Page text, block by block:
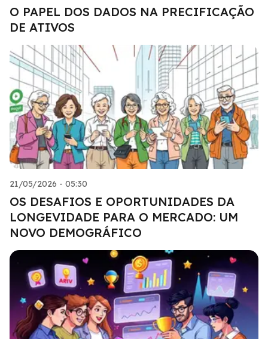
O PAPEL DOS DADOS NA PRECIFICAÇÃO
DE ATIVOS
21/05/2026 - 05:30
OS DESAFIOS E OPORTUNIDADES DA
LONGEVIDADE PARA O MERCADO: UM
NOVO DEMOGRÁFICO